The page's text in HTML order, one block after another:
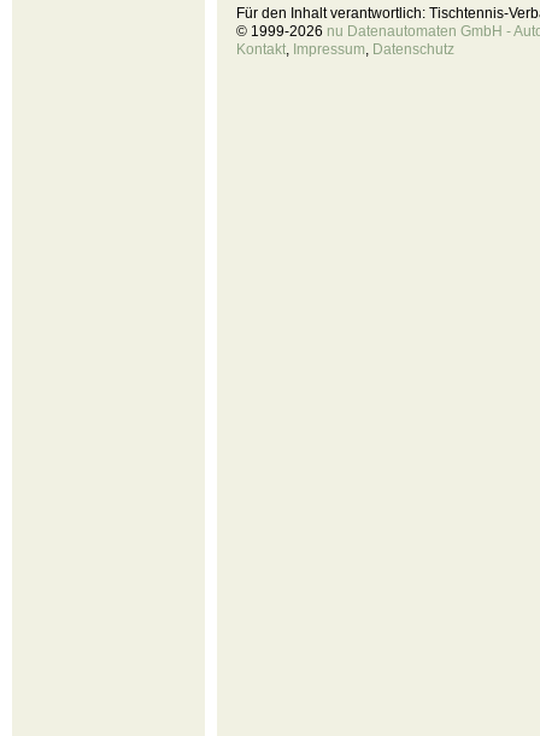
Für den Inhalt verantwortlich: Tischtennis-
© 1999-2026 nu Datenautomaten GmbH -
Kontakt, Impressum, Datenschutz